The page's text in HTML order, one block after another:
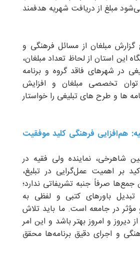
مبلغ از دریافت شهریه هدفمند
گزارش مبلغان از مسائل فرهنگی و
این استان از لحاظ تعداد مبلغان،
در شهرهای فاقد گروه و برنامه
تخصصی مبلغان و افزایش
ها و طرح های تبلیغی را خواستار
هم‌افزایی فرهنگی کلید موفقیت
شاهرخی، نماینده ولی فقیه در
بر اهمیت عمل‌گرایی در تبلیغ،
صرفاً جنبه تشریفاتی ندارد؛
باورهای کتبی و لفظی به
در جامعه است. ما باید تلاش
دیروز و امروز بهتر باشد و این امر
و اجرای دقیق برنامه‌ها محقق